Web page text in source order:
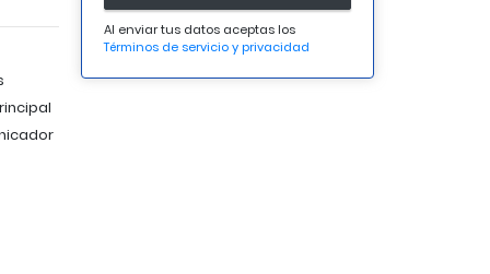
Al enviar tus datos aceptas los
Términos de servicio y privacidad